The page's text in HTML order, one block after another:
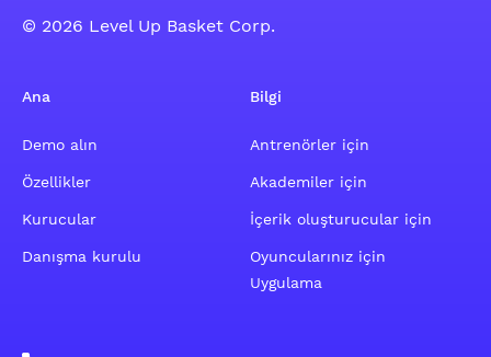
© 2026 Level Up Basket Corp.
Ana
Demo alın
Özellikler
Kurucular
Danışma kurulu
Bilgi
Antrenörler için
Akademiler için
İçerik oluşturucular için
Oyuncularınız için
Uygulama